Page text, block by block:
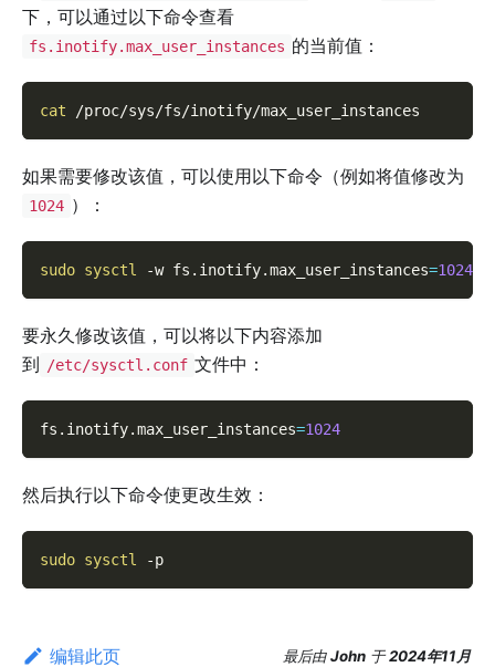
下，可以通过以下命令查看
fs.inotify.max_user_instances 的当前值：
cat /proc/sys/fs/inotify/max_user_instances
如果需要修改该值，可以使用以下命令（例如将值修改为
1024 ）：
sudo sysctl -w fs.inotify.max_user_instances=1024
要永久修改该值，可以将以下内容添加
到 /etc/sysctl.conf 文件中：
fs.inotify.max_user_instances=1024
然后执行以下命令使更改生效：
sudo sysctl -p
编辑此页 最后由John 于2024年11月